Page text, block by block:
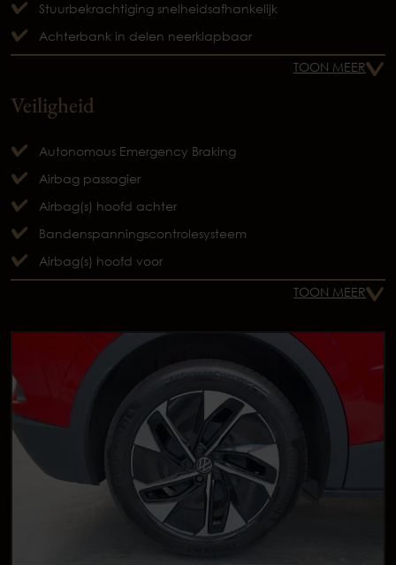
Stuurbekrachtiging snelheidsafhankelijk
Achterbank in delen neerklapbaar
TOON MEER
Veiligheid
Autonomous Emergency Braking
Airbag passagier
Airbag(s) hoofd achter
Bandenspanningscontrolesysteem
Airbag(s) hoofd voor
TOON MEER